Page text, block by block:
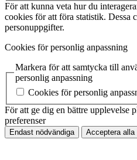
För att kunna veta hur du
cookies för att föra statistik. Dessa
personuppgifter.
Cookies för personlig anpassning
Markera för att samtycka till
personlig anpassning
Cookies för personlig
För att ge dig en bättre upplevelse
preferenser
Endast nödvändiga Acceptera alla